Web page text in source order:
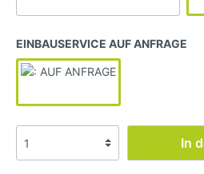
EINBAUSERVICE AUF ANFRAGE
In